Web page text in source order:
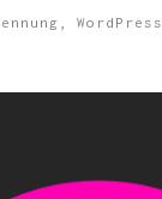
WordPress